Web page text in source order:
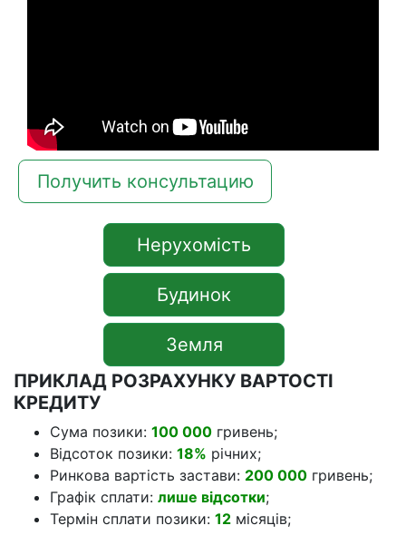
Получить консультацию
Нерухомість
Будинок
Земля
ПРИКЛАД РОЗРАХУНКУ ВАРТОСТІ
КРЕДИТУ
Сума позики: 100 000 гривень;
Відсоток позики: 18% річних;
Ринкова вартість застави: 200 000 гривень;
Графік сплати: лише відсотки;
Термін сплати позики: 12 місяців;